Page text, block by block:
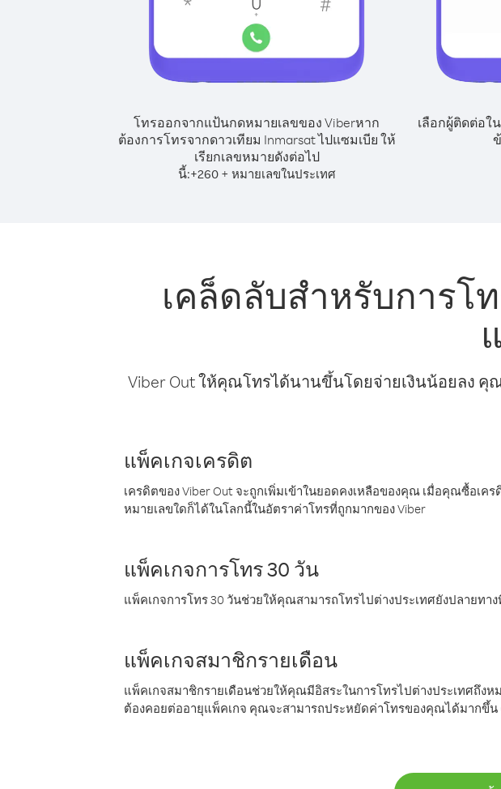
โทรออกจากแป้นกดหมายเลขของ Viberหาก
ต้องการโทรจากดาวเทียม Inmarsat ไปแซมเบีย ให้
เรียกเลขหมายดังต่อไป
นี้:+260+ หมายเลขในประเทศ
เลือกผู้ติดต่อใ
เคล็ดลับสำหรับการโ
Viber Out ให้คุณโทรได้นานขึ้นโดยจ่ายเงินน้อยลง
แพ็คเกจเครดิต
เครดิตของ Viber Out จะถูกเพิ่มเข้าในยอดคงเหลือของคุณ เมื่อคุณซื้อเ
หมายเลขใดก็ได้ในโลกนี้ในอัตราค่าโทรที่ถูกมากของ Viber
แพ็คเกจการโทร 30 วัน
แพ็คเกจการโทร 30 วันช่วยให้คุณสามารถโทรไปต่างประเทศยังปลายท
แพ็คเกจสมาชิกรายเดือน
แพ็คเกจสมาชิกรายเดือนช่วยให้คุณมีอิสระในการโทรไปต่างประเทศถึ
ต้องคอยต่ออายุแพ็คเกจ คุณจะสามารถประหยัดค่าโทรของคุณได้มากขึ้น